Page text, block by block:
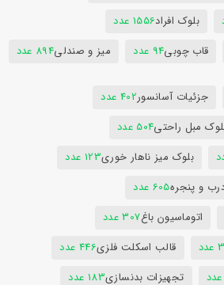
بلوک افراد1556 عدد
قاب چوبی94 عدد میز و صندلی894 عدد
جزئیات آسانسور402 عدد
مبل راحتی504 عدد
بلوک میز ناهار خوری123 عدد
و پنجره605 عدد
اتوماسیون باغ307 عدد
قالب اسکلت فلزی446 عدد
تجهیزات بدنسازی183 عدد